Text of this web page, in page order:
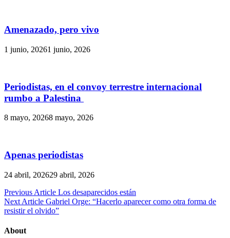
Amenazado, pero vivo
1 junio, 20261 junio, 2026
Periodistas, en el convoy terrestre internacional
rumbo a Palestina
8 mayo, 20268 mayo, 2026
Apenas periodistas
24 abril, 202629 abril, 2026
Navegación
de
Previous Article Los desaparecidos están
Next Article Gabriel Orge: “Hacerlo aparecer como otra forma de
resistir el olvido”
About